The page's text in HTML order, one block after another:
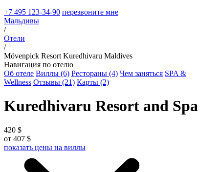
+7 495 123-34-90 перезвоните мне
Мальдивы
/
Отели
/
Mövenpick Resort Kuredhivaru Maldives
Навигация по отелю
Об отеле Виллы (6) Рестораны (4) Чем заняться SPA &
Wellness Отзывы (21) Карты (2)
Kuredhivaru Resort and Spa
420 $
от 407 $
показать цены на виллы